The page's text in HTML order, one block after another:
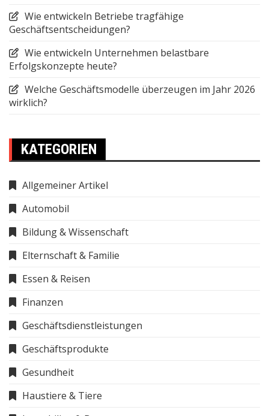
Wie entwickeln Betriebe tragfähige
Geschäftsentscheidungen?
Wie entwickeln Unternehmen belastbare
Erfolgskonzepte heute?
Welche Geschäftsmodelle überzeugen im Jahr 2026
wirklich?
KATEGORIEN
Allgemeiner Artikel
Automobil
Bildung & Wissenschaft
Elternschaft & Familie
Essen & Reisen
Finanzen
Geschäftsdienstleistungen
Geschäftsprodukte
Gesundheit
Haustiere & Tiere